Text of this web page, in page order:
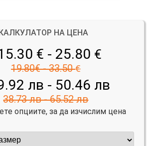
НА ЦЕНА
€ - 25.80 €
19.80€ - 33.50 €
лв - 50.46 лв
38.73 лв - 65.52 лв
опциите, за да изчислим цена